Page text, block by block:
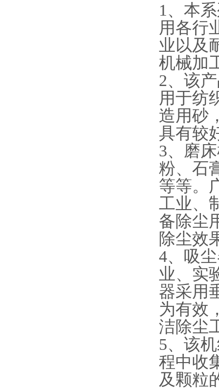
1、本
用各行
业以及
机械加
2、该
用于纺
造用砂
具有较
3、磨
粉、石
等等。
工业、
备除尘
除尘效
4、吸
业、实
器采用
为有效
洁除尘
5、该
程中收
及颗粒